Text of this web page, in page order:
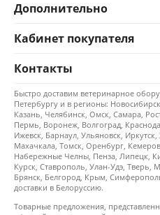
Дополнительно
Кабинет покупателя
Контакты
Быстро доставим ветеринарное
Петербургу и в регионы:
Казань, Челябинск, Омск, Самара,
Пермь, Воронеж, Волгоград,
Ижевск, Барнаул, Ульяновск,
Махачкала, Томск, Оренбург,
Набережные Челны, Пенза, Липецк,
Курск, Ставрополь, Улан-Удэ, Тверь,
Брянск, Белгород, Крым,
доставки в Белоруссию.
Товарные предложения,